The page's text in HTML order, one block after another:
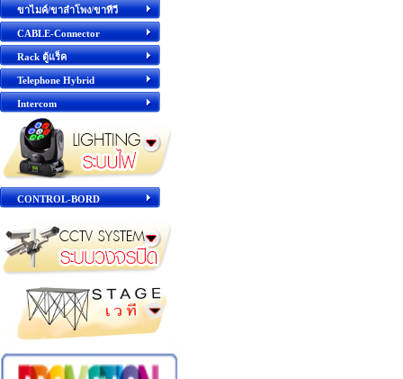
ขาไมค์/ขาลำโพง/ขาทีวี
CABLE-Connector
Rack ตู้แร็ค
Telephone Hybrid
Intercom
CONTROL-BORD